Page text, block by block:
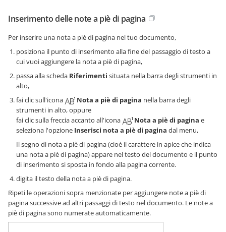
Inserimento delle note a piè di pagina
Per inserire una nota a piè di pagina nel tuo documento,
posiziona il punto di inserimento alla fine del passaggio di testo a
cui vuoi aggiungere la nota a piè di pagina,
passa alla scheda Riferimenti situata nella barra degli strumenti in
alto,
fai clic sull'icona
Nota a piè di pagina nella barra degli
strumenti in alto, oppure
fai clic sulla freccia accanto all'icona
Nota a piè di pagina e
seleziona l'opzione Inserisci nota a piè di pagina dal menu,
Il segno di nota a piè di pagina (cioè il carattere in apice che indica
una nota a piè di pagina) appare nel testo del documento e il punto
di inserimento si sposta in fondo alla pagina corrente.
digita il testo della nota a piè di pagina.
Ripeti le operazioni sopra menzionate per aggiungere note a piè di
pagina successive ad altri passaggi di testo nel documento. Le note a
piè di pagina sono numerate automaticamente.